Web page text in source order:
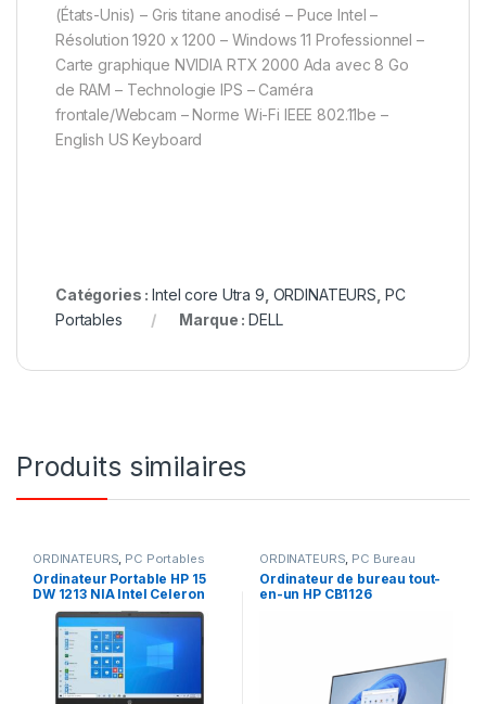
(États-Unis) – Gris titane anodisé – Puce Intel –
Résolution 1920 x 1200 – Windows 11 Professionnel –
Carte graphique NVIDIA RTX 2000 Ada avec 8 Go
de RAM – Technologie IPS – Caméra
frontale/Webcam – Norme Wi-Fi IEEE 802.11be –
English US Keyboard
Catégories :Intel core Utra 9 ORDINATEURS PC
Portables
Marque :DELL
Produits similaires
ORDINATEURS PC Portables
Ordinateur Portable HP 15
DW 1213 NIA Intel Celeron
12th Gen 4Go Ram 512Go
SSD Windows 10 Pro Ecran
15,6″
ORDINATEURS PC Bureau
Ordinateur de bureau tout-
en-un HP CB1126
blanche, clavier AZERTY,
garantie 1 an